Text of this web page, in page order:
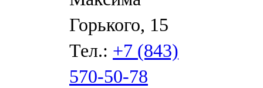
Горького, 15
Тел.: +7 (843)
570-50-78